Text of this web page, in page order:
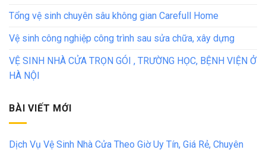
Tổng vệ sinh chuyên sâu không gian Carefull Home
Vệ sinh công nghiệp công trình sau sửa chữa, xây dựng
VỆ SINH NHÀ CỬA TRỌN GÓI , TRƯỜNG HỌC, BỆNH VIỆN Ở
HÀ NỘI
BÀI VIẾT MỚI
Dịch Vụ Vệ Sinh Nhà Cửa Theo Giờ Uy Tín, Giá Rẻ, Chuyên